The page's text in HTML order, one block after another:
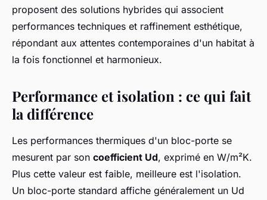
proposent des solutions hybrides qui associent
performances techniques et raffinement esthétique,
répondant aux attentes contemporaines d'un habitat à
la fois fonctionnel et harmonieux.
Performance et isolation : ce qui fait
la différence
Les performances thermiques d'un bloc-porte se
mesurent par son coefficient Ud, exprimé en W/m²K.
Plus cette valeur est faible, meilleure est l'isolation.
Un bloc-porte standard affiche généralement un Ud